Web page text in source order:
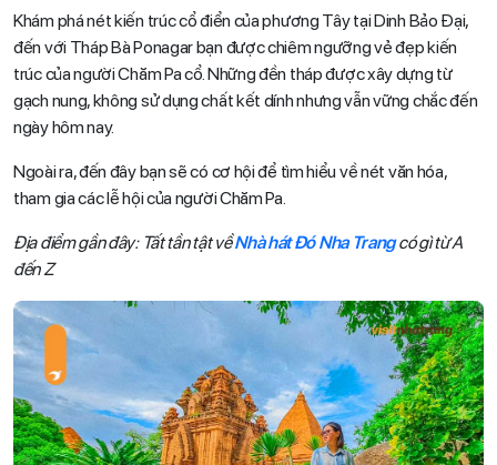
Khám phá nét kiến trúc cổ điển của phương Tây tại Dinh Bảo Đại,
đến với Tháp Bà Ponagar bạn được chiêm ngưỡng vẻ đẹp kiến
trúc của người Chăm Pa cổ. Những đền tháp được xây dựng từ
gạch nung, không sử dụng chất kết dính nhưng vẫn vững chắc đến
ngày hôm nay.
Ngoài ra, đến đây bạn sẽ có cơ hội để tìm hiểu về nét văn hóa,
tham gia các lễ hội của người Chăm Pa.
Địa điểm gần đây: Tất tần tật vềNhà hát Đó Nha Trangcó gì từ A
đến Z